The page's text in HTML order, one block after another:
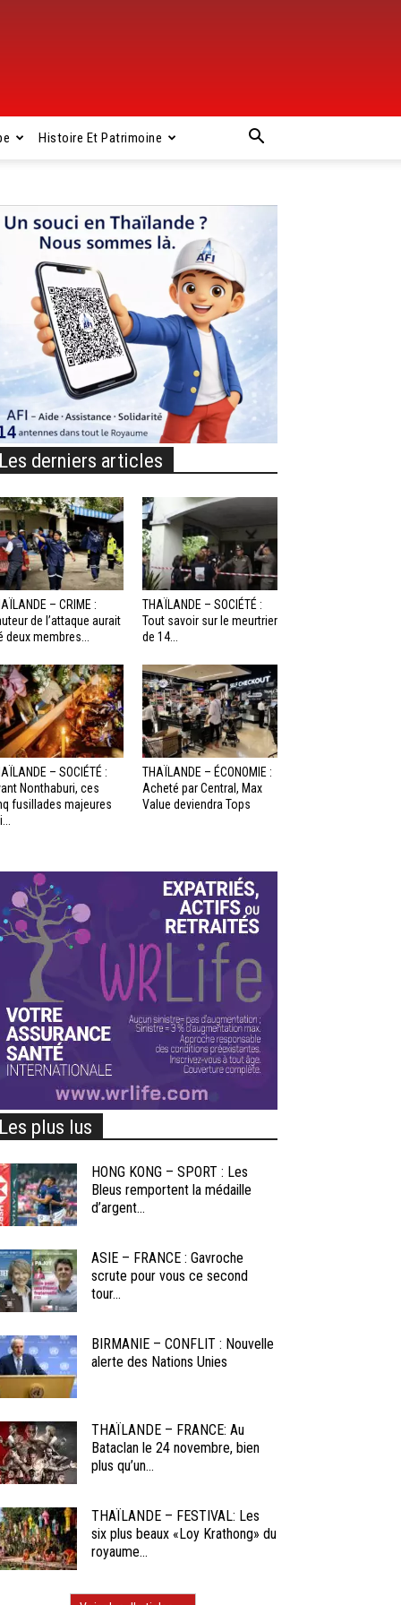
Histoire Et Patrimoine
Les derniers articles
– CRIME :
de l’attaque aurait
deux membres...
THAÏLANDE – SOCIÉTÉ :
Tout savoir sur le meurtrier
de 14...
– SOCIÉTÉ :
Nonthaburi, ces
fusillades majeures
THAÏLANDE – ÉCONOMIE :
Acheté par Central, Max
Value deviendra Tops
Les plus lus
HONG KONG – SPORT : Les
Bleus remportent la médaille
d’argent...
ASIE – FRANCE : Gavroche
scrute pour vous ce second
tour...
BIRMANIE – CONFLIT : Nouvelle
alerte des Nations Unies
THAÏLANDE – FRANCE: Au
Bataclan le 24 novembre, bien
plus qu’un...
THAÏLANDE – FESTIVAL: Les
six plus beaux «Loy Krathong» du
royaume...